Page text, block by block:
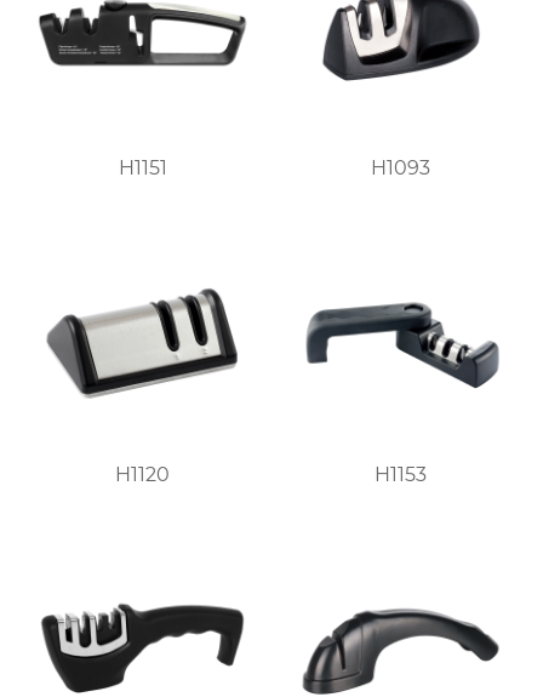
H1151 H1093
H1120 H1153